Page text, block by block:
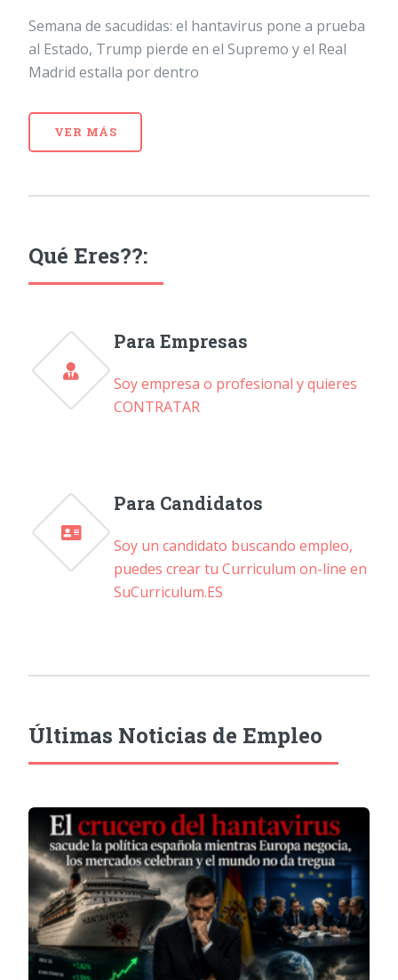
Semana de sacudidas: el hantavirus pone a prueba
al Estado, Trump pierde en el Supremo y el Real
Madrid estalla por dentro
VER MÁS
Qué Eres??:
Para Empresas
Soy empresa o profesional y quieres
CONTRATAR
Para Candidatos
Soy un candidato buscando empleo,
puedes crear tu Curriculum on-line en
SuCurriculum.ES
Últimas Noticias de Empleo